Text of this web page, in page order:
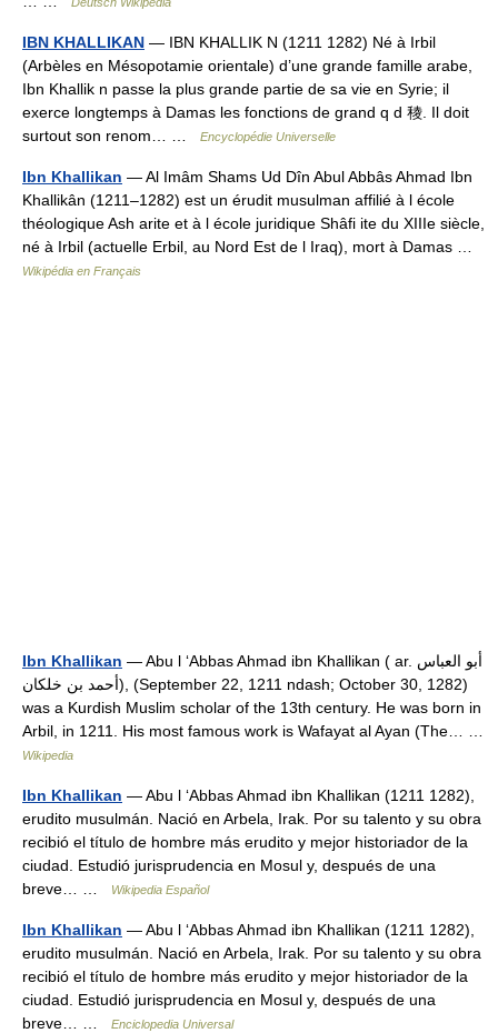
IBN KHALLIKAN — IBN KHALLIK N (1211 1282) Né à Irbil
(Arbèles en Mésopotamie orientale) d’une grande famille arabe,
Ibn Khallik n passe la plus grande partie de sa vie en Syrie; il
exerce longtemps à Damas les fonctions de grand q d 稜. Il doit
surtout son renom… …
Encyclopédie Universelle
Ibn Khallikan — Al Imâm Shams Ud Dîn Abul Abbâs Ahmad Ibn
Khallikân (1211–1282) est un érudit musulman affilié à l école
théologique Ash arite et à l école juridique Shâfi ite du XIIIe siècle,
né à Irbil (actuelle Erbil, au Nord Est de l Iraq), mort à Damas …
Wikipédia en Français
Ibn Khallikan — Abu l ‘Abbas Ahmad ibn Khallikan ( ar. أبو العباس
أحمد بن خلكان), (September 22, 1211 ndash; October 30, 1282)
was a Kurdish Muslim scholar of the 13th century. He was born in
Arbil, in 1211. His most famous work is Wafayat al Ayan (The… …
Wikipedia
Ibn Khallikan — Abu l ‘Abbas Ahmad ibn Khallikan (1211 1282),
erudito musulmán. Nació en Arbela, Irak. Por su talento y su obra
recibió el título de hombre más erudito y mejor historiador de la
ciudad. Estudió jurisprudencia en Mosul y, después de una
breve… …
Wikipedia Español
Ibn Khallikan — Abu l ‘Abbas Ahmad ibn Khallikan (1211 1282),
erudito musulmán. Nació en Arbela, Irak. Por su talento y su obra
recibió el título de hombre más erudito y mejor historiador de la
ciudad. Estudió jurisprudencia en Mosul y, después de una
breve… …
Enciclopedia Universal